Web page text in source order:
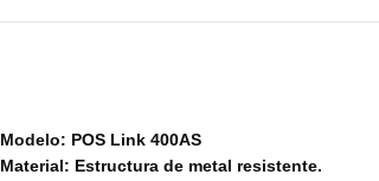
Modelo: POS Link 400AS
Material: Estructura de metal resistente.